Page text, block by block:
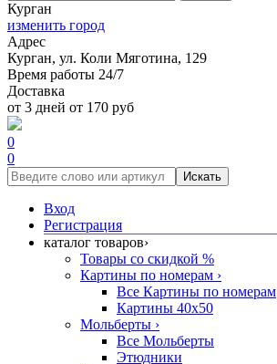
Курган
изменить город
Адрес
Курган, ул. Коли Мяготина, 129
Время работы 24/7
Доставка
от 3 дней от 170 руб
0
0
Искать
Вход
Регистрация
каталог товаров›
Товары со скидкой %
Картины по номерам ›
Все Картины по номерам
Картины 40x50
Мольберты ›
Все Мольберты
Этюдники